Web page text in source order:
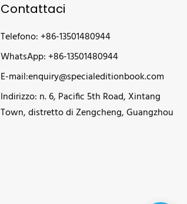
Contattaci
Telefono: +86-13501480944
WhatsApp: +86-13501480944
E-mail:enquiry@specialeditionbook.com
Indirizzo: n. 6, Pacific 5th Road, Xintang
Town, distretto di Zengcheng, Guangzhou